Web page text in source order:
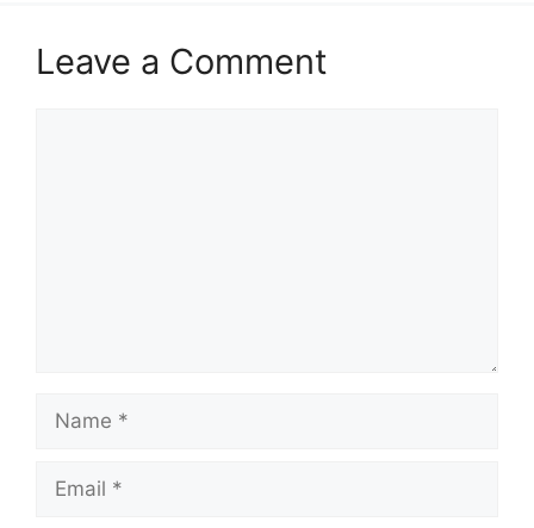
Leave a Comment
Name
Email